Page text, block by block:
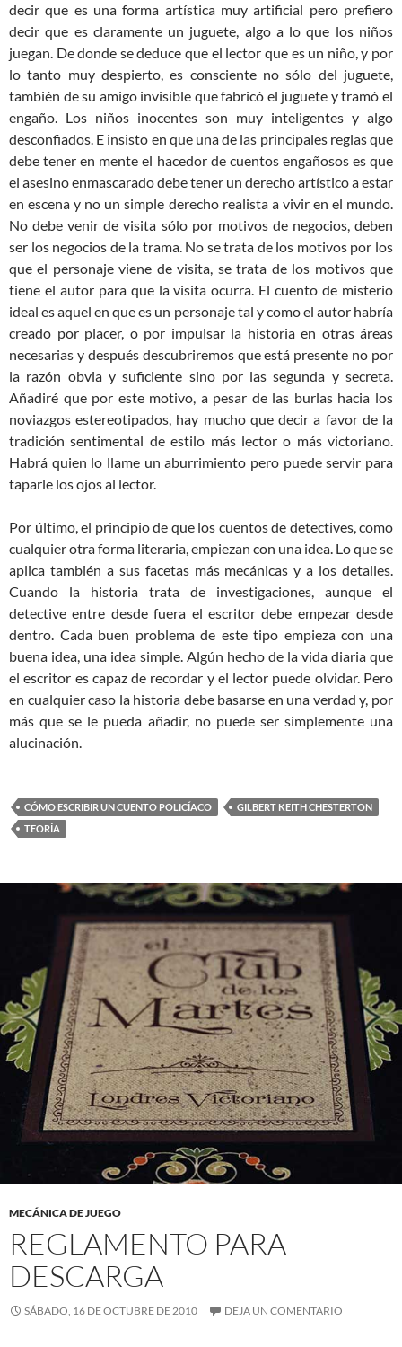
decir que es una forma artística muy artificial pero prefiero
decir que es claramente un juguete, algo a lo que los niños
juegan. De donde se deduce que el lector que es un niño, y por
lo tanto muy despierto, es consciente no sólo del juguete,
también de su amigo invisible que fabricó el juguete y tramó el
engaño. Los niños inocentes son muy inteligentes y algo
desconfiados. E insisto en que una de las principales reglas que
debe tener en mente el hacedor de cuentos engañosos es que
el asesino enmascarado debe tener un derecho artístico a estar
en escena y no un simple derecho realista a vivir en el mundo.
No debe venir de visita sólo por motivos de negocios, deben
ser los negocios de la trama. No se trata de los motivos por los
que el personaje viene de visita, se trata de los motivos que
tiene el autor para que la visita ocurra. El cuento de misterio
ideal es aquel en que es un personaje tal y como el autor habría
creado por placer, o por impulsar la historia en otras áreas
necesarias y después descubriremos que está presente no por
la razón obvia y suficiente sino por las segunda y secreta.
Añadiré que por este motivo, a pesar de las burlas hacia los
noviazgos estereotipados, hay mucho que decir a favor de la
tradición sentimental de estilo más lector o más victoriano.
Habrá quien lo llame un aburrimiento pero puede servir para
taparle los ojos al lector.
Por último, el principio de que los cuentos de detectives, como
cualquier otra forma literaria, empiezan con una idea. Lo que se
aplica también a sus facetas más mecánicas y a los detalles.
Cuando la historia trata de investigaciones, aunque el
detective entre desde fuera el escritor debe empezar desde
dentro. Cada buen problema de este tipo empieza con una
buena idea, una idea simple. Algún hecho de la vida diaria que
el escritor es capaz de recordar y el lector puede olvidar. Pero
en cualquier caso la historia debe basarse en una verdad y, por
más que se le pueda añadir, no puede ser simplemente una
alucinación.
CÓMO ESCRIBIR UN CUENTO POLICÍACO
GILBERT KEITH CHESTERTON
TEORÍA
MECÁNICA DE JUEGO
REGLAMENTO PARA
DESCARGA
SÁBADO, 16 DE OCTUBRE DE 2010 DEJA UN COMENTARIO